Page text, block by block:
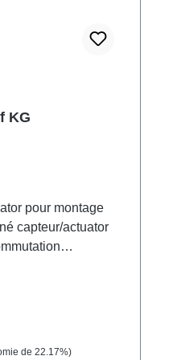
KG
pour montage
capteur/actuator
cibles avec 192
de 22.17%)